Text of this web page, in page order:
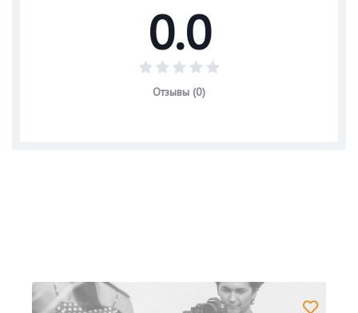
0.0
Отзывы (0)